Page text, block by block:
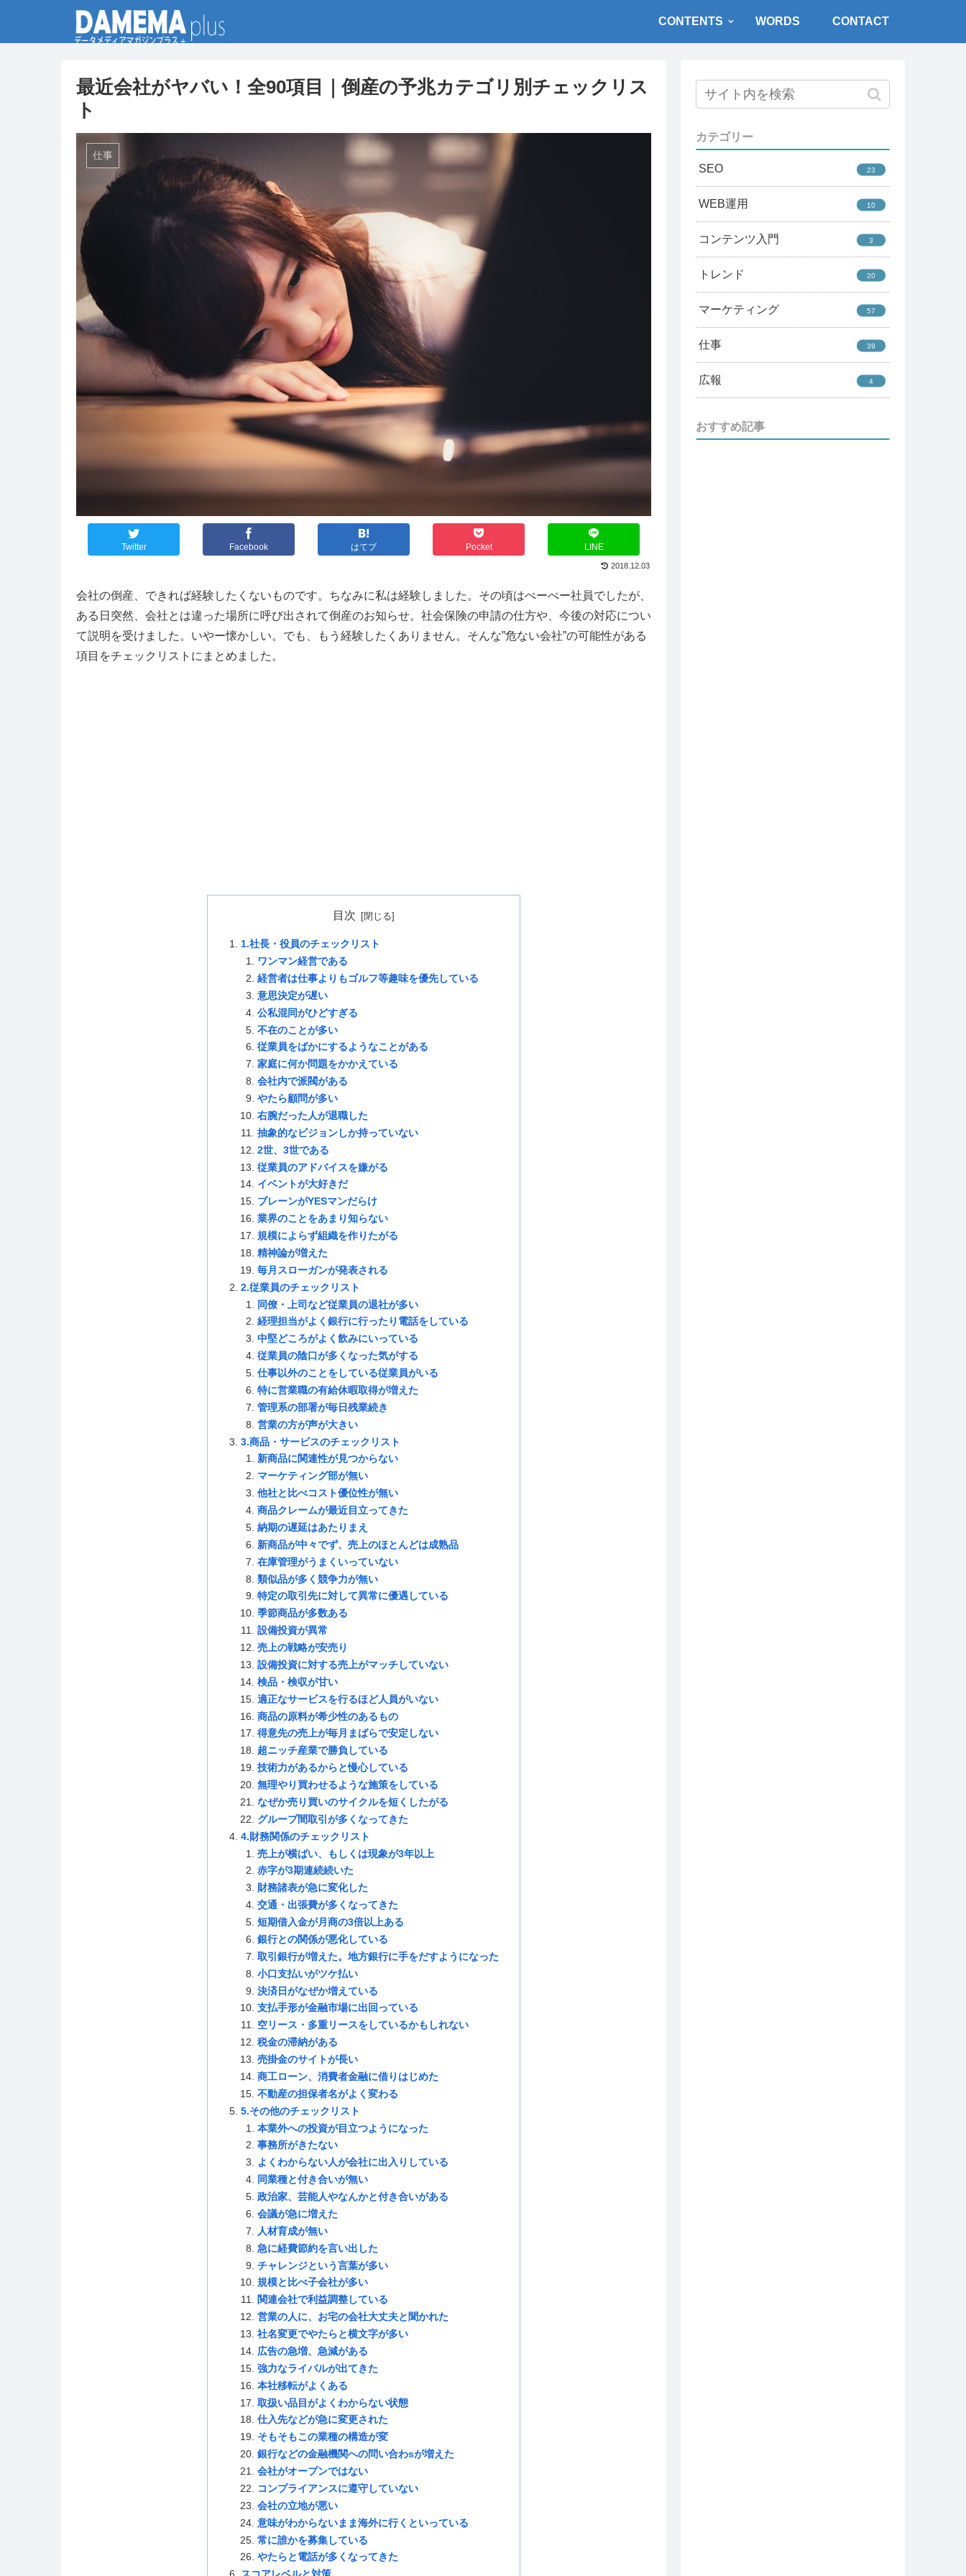
CONTENTS WORDS CONTACT
最近会社がヤバい！全90項目｜倒産の予兆カテゴリ別チェックリス
ト
仕事
Twitter Facebook はてブ Pocket LINE
2018.12.03
会社の倒産、できれば経験したくないものです。ちなみに私は経験しました。その頃はぺーぺー社員でしたが、
ある日突然、会社とは違った場所に呼び出されて倒産のお知らせ。社会保険の申請の仕方や、今後の対応につい
て説明を受けました。いやー懐かしい。でも、もう経験したくありません。そんな”危ない会社”の可能性がある
項目をチェックリストにまとめました。
目次
1.社長・役員のチェックリスト
ワンマン経営である
経営者は仕事よりもゴルフ等趣味を優先している
意思決定が遅い
公私混同がひどすぎる
不在のことが多い
従業員をばかにするようなことがある
家庭に何か問題をかかえている
会社内で派閥がある
やたら顧問が多い
右腕だった人が退職した
抽象的なビジョンしか持っていない
2世、3世である
従業員のアドバイスを嫌がる
イベントが大好きだ
ブレーンがYESマンだらけ
業界のことをあまり知らない
規模によらず組織を作りたがる
精神論が増えた
毎月スローガンが発表される
2.従業員のチェックリスト
同僚・上司など従業員の退社が多い
経理担当がよく銀行に行ったり電話をしている
中堅どころがよく飲みにいっている
従業員の陰口が多くなった気がする
仕事以外のことをしている従業員がいる
特に営業職の有給休暇取得が増えた
管理系の部署が毎日残業続き
営業の方が声が大きい
3.商品・サービスのチェックリスト
新商品に関連性が見つからない
マーケティング部が無い
他社と比べコスト優位性が無い
商品クレームが最近目立ってきた
納期の遅延はあたりまえ
新商品が中々でず、売上のほとんどは成熟品
在庫管理がうまくいっていない
類似品が多く競争力が無い
特定の取引先に対して異常に優遇している
季節商品が多数ある
設備投資が異常
売上の戦略が安売り
設備投資に対する売上がマッチしていない
検品・検収が甘い
適正なサービスを行るほど人員がいない
商品の原料が希少性のあるもの
得意先の売上が毎月まばらで安定しない
超ニッチ産業で勝負している
技術力があるからと慢心している
無理やり買わせるような施策をしている
なぜか売り買いのサイクルを短くしたがる
グループ間取引が多くなってきた
4.財務関係のチェックリスト
売上が横ばい、もしくは現象が3年以上
赤字が3期連続続いた
財務諸表が急に変化した
交通・出張費が多くなってきた
短期借入金が月商の3倍以上ある
銀行との関係が悪化している
取引銀行が増えた。地方銀行に手をだすようになった
小口支払いがツケ払い
決済日がなぜか増えている
支払手形が金融市場に出回っている
空リース・多重リースをしているかもしれない
税金の滞納がある
売掛金のサイトが長い
商工ローン、消費者金融に借りはじめた
不動産の担保者名がよく変わる
5.その他のチェックリスト
本業外への投資が目立つようになった
事務所がきたない
よくわからない人が会社に出入りしている
同業種と付き合いが無い
政治家、芸能人やなんかと付き合いがある
会議が急に増えた
人材育成が無い
急に経費節約を言い出した
チャレンジという言葉が多い
規模と比べ子会社が多い
関連会社で利益調整している
営業の人に、お宅の会社大丈夫と聞かれた
社名変更でやたらと横文字が多い
広告の急増、急減がある
強力なライバルが出てきた
本社移転がよくある
取扱い品目がよくわからない状態
仕入先などが急に変更された
そもそもこの業種の構造が変
銀行などの金融機関への問い合わsが増えた
会社がオープンではない
コンプライアンスに遵守していない
会社の立地が悪い
意味がわからないまま海外に行くといっている
常に誰かを募集している
やたらと電話が多くなってきた
カテゴリー
SEO 23
WEB運用 10
コンテンツ入門 3
トレンド 20
マーケティング 57
仕事 39
広報 4
おすすめ記事